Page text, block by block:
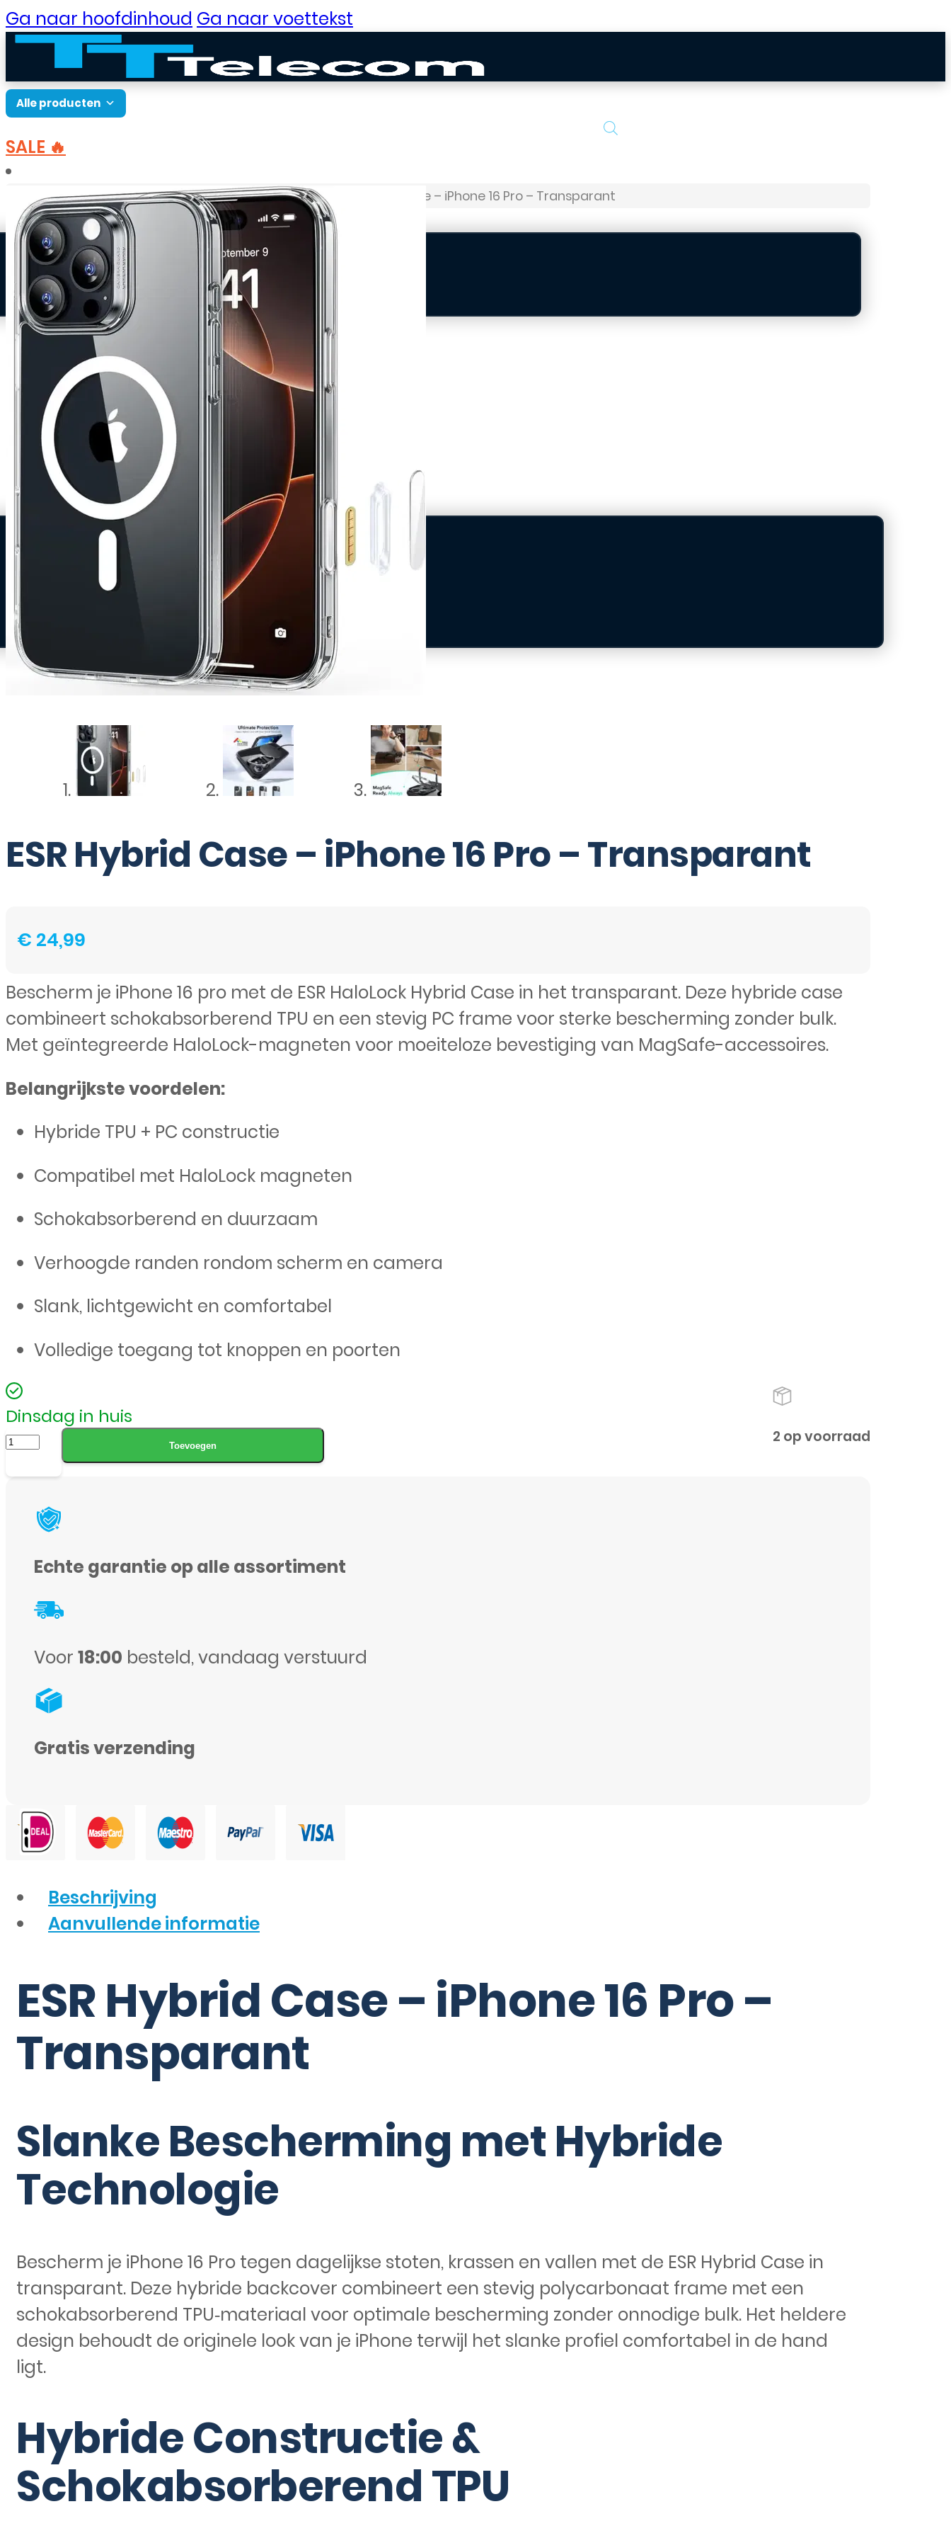
Ga naar hoofdinhoud Ga naar voettekst
Alle producten
SALE 🔥
Klantenservice
Neem contact op
Veelgestelde vragen
Zakelijke klant worden
Home Accessoires Hoesjes Apple hoesjes ESR Hybrid Case – iPhone 16 Pro – Transparant
ESR Hybrid Case – iPhone 16 Pro – Transparant
€ 24,99
Bescherm je iPhone 16 pro met de ESR HaloLock Hybrid Case in het transparant. Deze hybride case
combineert schokabsorberend TPU en een stevig PC frame voor sterke bescherming zonder bulk.
Met geïntegreerde HaloLock-magneten voor moeiteloze bevestiging van MagSafe-accessoires.
Belangrijkste voordelen:
Hybride TPU + PC constructie
Compatibel met HaloLock magneten
Schokabsorberend en duurzaam
Verhoogde randen rondom scherm en camera
Slank, lichtgewicht en comfortabel
Volledige toegang tot knoppen en poorten
Dinsdag in huis
ESR
iPhone
aantal
Toevoegen 2 op voorraad
Echte garantie op alle assortiment
Voor 18:00 besteld, vandaag verstuurd
Gratis verzending
Beschrijving
Aanvullende informatie
ESR Hybrid Case – iPhone 16 Pro –
Transparant
Slanke Bescherming met Hybride
Technologie
Bescherm je iPhone 16 Pro tegen dagelijkse stoten, krassen en vallen met de ESR Hybrid Case in
transparant. Deze hybride backcover combineert een stevig polycarbonaat frame met een
schokabsorberend TPU‑materiaal voor optimale bescherming zonder onnodige bulk. Het heldere
design behoudt de originele look van je iPhone terwijl het slanke profiel comfortabel in de hand
ligt.
Hybride Constructie &
Schokabsorberend TPU